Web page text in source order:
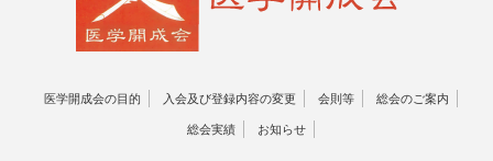
医学開成会の目的 入会及び登録内容の変更 会則等 総会のご案内
総会実績 お知らせ